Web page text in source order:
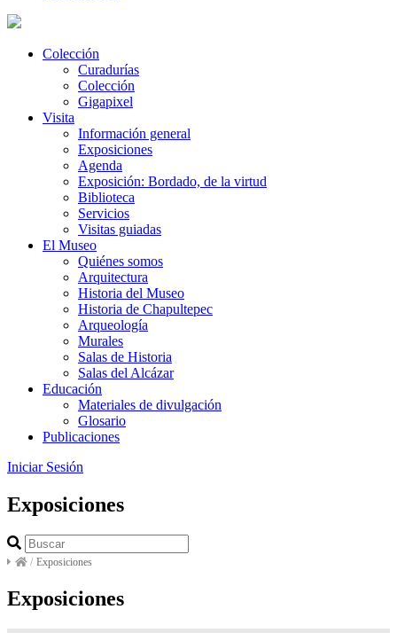
Colección
Curadurías
Colección
Gigapixel
Visita
Información general
Exposiciones
Agenda
Exposición: Bordado, de la virtud
Biblioteca
Servicios
Visitas guiadas
El Museo
Quiénes somos
Arquitectura
Historia del Museo
Historia de Chapultepec
Arqueología
Murales
Salas de Historia
Salas del Alcázar
Educación
Materiales de divulgación
Glosario
Publicaciones
Iniciar Sesión
Exposiciones
/ Exposiciones
Exposiciones